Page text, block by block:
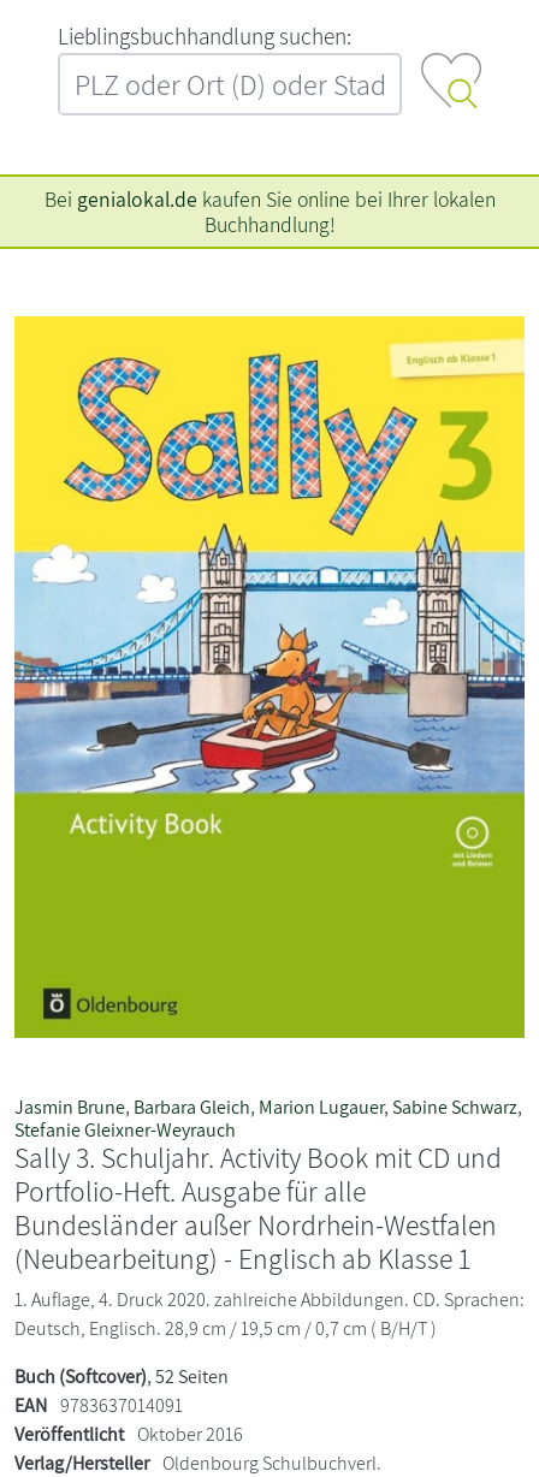
L‍i‍e‍b‍l‍i‍n‍g‍s‍b‍u‍c‍h‍h‍a‍n‍d‍l‍u‍n‍g‍ ‍s‍u‍c‍h‍e‍n‍:‍
Bei genialokal.de kaufen Sie online bei Ihrer lokalen
Buchhandlung!
Jasmin Brune, Barbara Gleich, Marion Lugauer, Sabine Schwarz,
Stefanie Gleixner-Weyrauch
Sally 3. Schuljahr. Activity Book mit CD und
Portfolio-Heft. Ausgabe für alle
Bundesländer außer Nordrhein-Westfalen
(Neubearbeitung) - Englisch ab Klasse 1
1. Auflage, 4. Druck 2020. zahlreiche Abbildungen. CD. Sprachen:
Deutsch, Englisch. 28,9 cm / 19,5 cm / 0,7 cm ( B/H/T )
Buch (Softcover), 52 Seiten
EAN 9783637014091
Veröffentlicht Oktober 2016
Verlag/Hersteller Oldenbourg Schulbuchverl.